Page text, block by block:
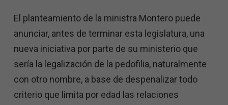
El planteamiento de la ministra Montero puede
anunciar, antes de terminar esta legislatura, una
nueva iniciativa por parte de su ministerio que
sería la legalización de la pedofilia, naturalmente
con otro nombre, a base de despenalizar todo
criterio que limita por edad las relaciones